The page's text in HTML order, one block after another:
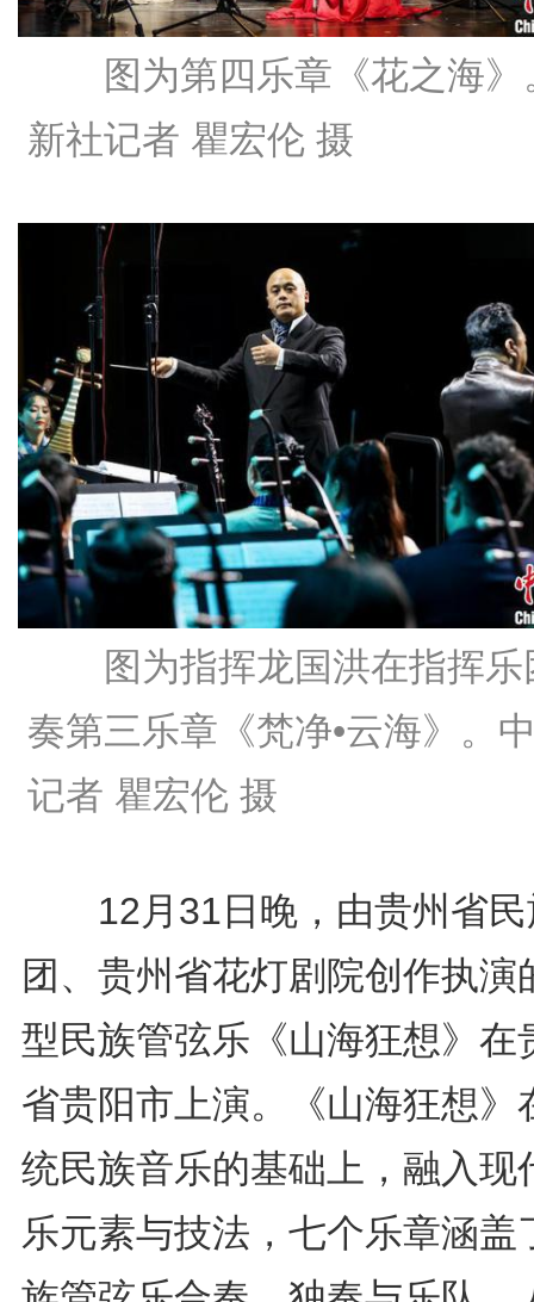
图为第四乐章《花之海》
新社记者 瞿宏伦 摄
图为指挥龙国洪在指挥乐
奏第三乐章《梵净•云海》。
记者 瞿宏伦 摄
12月31日晚，由贵州省民
团、贵州省花灯剧院创作执演
型民族管弦乐《山海狂想》在
省贵阳市上演。《山海狂想》
统民族音乐的基础上，融入现
乐元素与技法，七个乐章涵盖